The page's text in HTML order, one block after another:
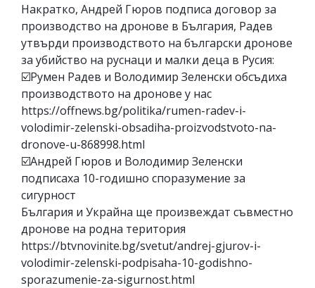
Накратко, Андрей Гюров подписа договор за
производство на дронове в България, Радев
утвърди производството на български дронове
за убийство на руснаци и малки деца в Русия:
☑️Румен Радев и Володимир Зеленски обсъдиха
производството на дронове у нас
https://offnews.bg/politika/rumen-radev-i-
volodimir-zelenski-obsadiha-proizvodstvoto-na-
dronove-u-868998.html
☑️Андрей Гюров и Володимир Зеленски
подписаха 10-годишно споразумение за
сигурност
България и Украйна ще произвеждат съвместно
дронове на родна територия
https://btvnovinite.bg/svetut/andrej-gjurov-i-
volodimir-zelenski-podpisaha-10-godishno-
sporazumenie-za-sigurnost.html